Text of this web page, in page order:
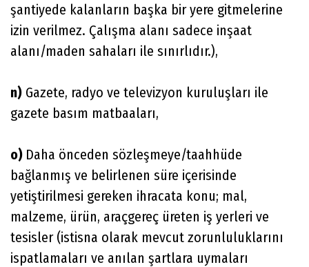
şantiyede kalanların başka bir yere gitmelerine
izin verilmez. Çalışma alanı sadece inşaat
alanı/maden sahaları ile sınırlıdır.),
n) Gazete, radyo ve televizyon kuruluşları ile
gazete basım matbaaları,
o) Daha önceden sözleşmeye/taahhüde
bağlanmış ve belirlenen süre içerisinde
yetiştirilmesi gereken ihracata konu; mal,
malzeme, ürün, araçgereç üreten iş yerleri ve
tesisler (istisna olarak mevcut zorunluluklarını
ispatlamaları ve anılan şartlara uymaları